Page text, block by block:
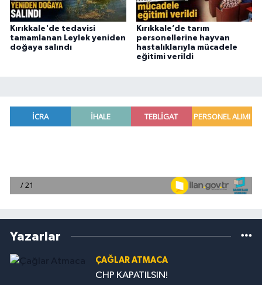
Kırıkkale'de tedavisi
tamamlanan Leylek yeniden
doğaya salındı
Kırıkkale’de tarım
personellerine hayvan
hastalıklarıyla mücadele
eğitimi verildi
Yazarlar
ÇAĞLAR ATMACA
CHP KAPATILSIN!